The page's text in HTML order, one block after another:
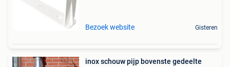
Bezoek website Gisteren
inox schouw pijp bovenste gedeelte